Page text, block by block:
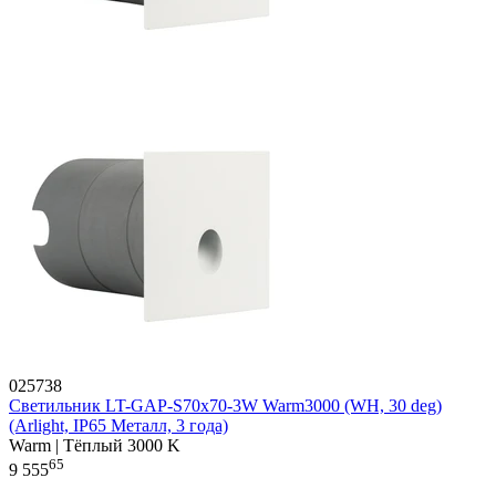
025738
Светильник LT-GAP-S70x70-3W Warm3000 (WH, 30 deg)
(Arlight, IP65 Металл, 3 года)
Warm | Тёплый 3000 K
9 55565